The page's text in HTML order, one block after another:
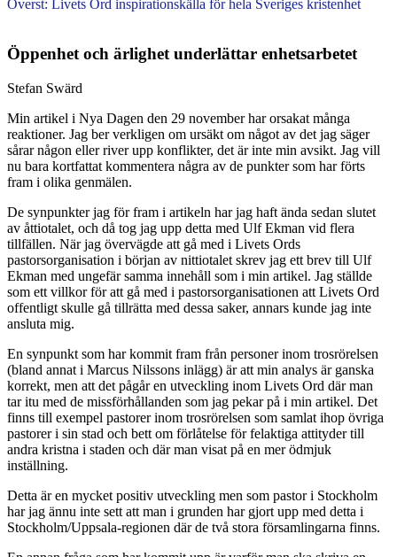
Överst: Livets Ord inspirationskälla för hela Sveriges kristenhet
Öppenhet och ärlighet underlättar enhetsarbetet
Stefan Swärd
Min artikel i Nya Dagen den 29 november har orsakat många
reaktioner. Jag ber verkligen om ursäkt om något av det jag säger
sårar någon eller river upp konflikter, det är inte min avsikt. Jag vill
nu bara kortfattat kommentera några av de punkter som har förts
fram i olika genmälen.
De synpunkter jag för fram i artikeln har jag haft ända sedan slutet
av åttiotalet, och då tog jag upp detta med Ulf Ekman vid flera
tillfällen. När jag övervägde att gå med i Livets Ords
pastorsorganisation i början av nittiotalet skrev jag ett brev till Ulf
Ekman med ungefär samma innehåll som i min artikel. Jag ställde
som ett villkor för att gå med i pastorsorganisationen att Livets Ord
offentligt skulle gå tillrätta med dessa saker, annars kunde jag inte
ansluta mig.
En synpunkt som har kommit fram från personer inom trosrörelsen
(bland annat i Marcus Nilssons inlägg) är att min analys är ganska
korrekt, men att det pågår en utveckling inom Livets Ord där man
tar itu med de missförhållanden som jag pekar på i min artikel. Det
finns till exempel pastorer inom trosrörelsen som samlat ihop övriga
pastorer i sin stad och bett om förlåtelse för felaktiga attityder till
andra kristna i staden och där man visat på en mer ödmjuk
inställning.
Detta är en mycket positiv utveckling men som pastor i Stockholm
har jag ännu inte sett att man i grunden har gjort upp med detta i
Stockholm/Uppsala-regionen där de två stora församlingarna finns.